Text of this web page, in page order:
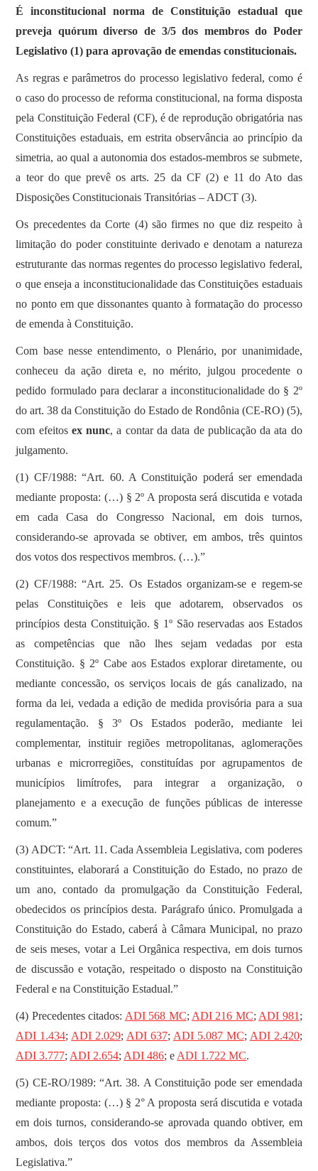
É inconstitucional norma de Constituição estadual que
preveja quórum diverso de 3/5 dos membros do Poder
Legislativo (1) para aprovação de emendas constitucionais.
As regras e parâmetros do processo legislativo federal, como é
o caso do processo de reforma constitucional, na forma disposta
pela Constituição Federal (CF), é de reprodução obrigatória nas
Constituições estaduais, em estrita observância ao princípio da
simetria, ao qual a autonomia dos estados-membros se submete,
a teor do que prevê os arts. 25 da CF (2) e 11 do Ato das
Disposições Constitucionais Transitórias – ADCT (3).
Os precedentes da Corte (4) são firmes no que diz respeito à
limitação do poder constituinte derivado e denotam a natureza
estruturante das normas regentes do processo legislativo federal,
o que enseja a inconstitucionalidade das Constituições estaduais
no ponto em que dissonantes quanto à formatação do processo
de emenda à Constituição.
Com base nesse entendimento, o Plenário, por unanimidade,
conheceu da ação direta e, no mérito, julgou procedente o
pedido formulado para declarar a inconstitucionalidade do § 2º
do art. 38 da Constituição do Estado de Rondônia (CE-RO) (5),
com efeitos ex nunc, a contar da data de publicação da ata do
julgamento.
(1) CF/1988: “Art. 60. A Constituição poderá ser emendada
mediante proposta: (…) § 2º A proposta será discutida e votada
em cada Casa do Congresso Nacional, em dois turnos,
considerando-se aprovada se obtiver, em ambos, três quintos
dos votos dos respectivos membros. (…).”
(2) CF/1988: “Art. 25. Os Estados organizam-se e regem-se
pelas Constituições e leis que adotarem, observados os
princípios desta Constituição. § 1º São reservadas aos Estados
as competências que não lhes sejam vedadas por esta
Constituição. § 2º Cabe aos Estados explorar diretamente, ou
mediante concessão, os serviços locais de gás canalizado, na
forma da lei, vedada a edição de medida provisória para a sua
regulamentação. § 3º Os Estados poderão, mediante lei
complementar, instituir regiões metropolitanas, aglomerações
urbanas e microrregiões, constituídas por agrupamentos de
municípios limítrofes, para integrar a organização, o
planejamento e a execução de funções públicas de interesse
comum.”
(3) ADCT: “Art. 11. Cada Assembleia Legislativa, com poderes
constituintes, elaborará a Constituição do Estado, no prazo de
um ano, contado da promulgação da Constituição Federal,
obedecidos os princípios desta. Parágrafo único. Promulgada a
Constituição do Estado, caberá à Câmara Municipal, no prazo
de seis meses, votar a Lei Orgânica respectiva, em dois turnos
de discussão e votação, respeitado o disposto na Constituição
Federal e na Constituição Estadual.”
(4) Precedentes citados: ADI 568 MC; ADI 216 MC; ADI 981 ;
ADI 1.434; ADI 2.029; ADI 637; ADI 5.087 MC; ADI 2.420;
ADI 3.777; ADI 2.654; ADI 486; e ADI 1.722 MC.
(5) CE-RO/1989: “Art. 38. A Constituição pode ser emendada
mediante proposta: (…) § 2° A proposta será discutida e votada
em dois turnos, considerando-se aprovada quando obtiver, em
ambos, dois terços dos votos dos membros da Assembleia
Legislativa.”